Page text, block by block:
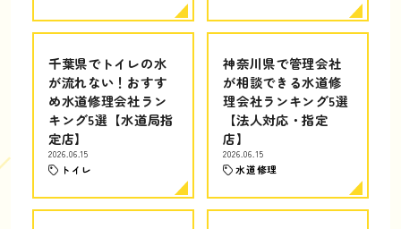
千葉県でトイレの水
が流れない！おすす
め水道修理会社ラン
キング5選【水道局指
定店】
2026.06.15
トイレ
神奈川県で管理会社
が相談できる水道修
理会社ランキング5選
【法人対応・指定
店】
2026.06.15
水道修理